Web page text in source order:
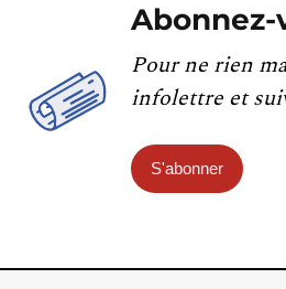
Pour ne rien
infolettre et
S'abonner